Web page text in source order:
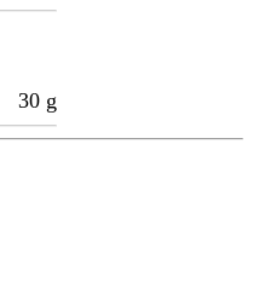
30 g